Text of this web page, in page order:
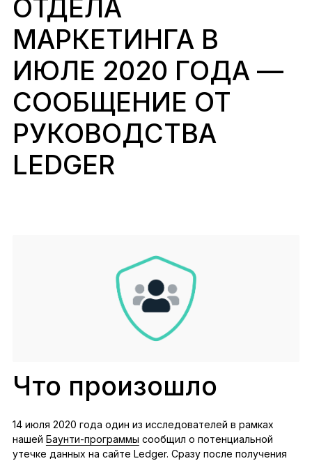
Аксессуары
Хранение сид-фразы
Лимитированные версии
Все продукты
Сравнить устройства Ledger
ОТДЕЛА
МАРКЕТИНГА В
ИЮЛЕ 2020 ГОДА —
СООБЩЕНИЕ ОТ
РУКОВОДСТВА
LEDGER
Что произошло
14 июля 2020 года один из исследователей в рамках
нашей Баунти-программы сообщил о потенциальной
утечке данных на сайте Ledger. Сразу после получения